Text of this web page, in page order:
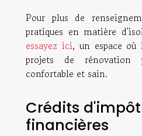
Pour plus de
pratiques en matière
essayez ici, un espace où
projets de
confortable et sain.
Crédits
financières